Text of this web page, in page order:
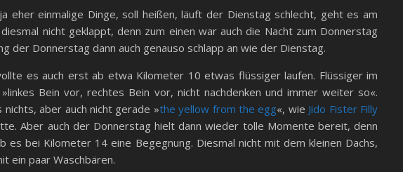
eher einmalige Dinge, soll heißen, läuft der Dienstag schlecht, geht es am
nicht geklappt, denn zum einen war auch die Nacht zum Donnerstag
der Donnerstag dann auch genauso schlapp an wie der Dienstag.
es auch erst ab etwa Kilometer 10 etwas flüssiger laufen. Flüssiger im
»linkes Bein vor, rechtes Bein vor, nicht nachdenken und immer weiter so«.
nichts, aber auch nicht gerade »the yellow from the egg«, wie Jido Fister Filly
Aber auch der Donnerstag hielt dann wieder tolle Momente bereit, denn
es bei Kilometer 14 eine Begegnung. Diesmal nicht mit dem kleinen Dachs,
ein paar Waschbären.